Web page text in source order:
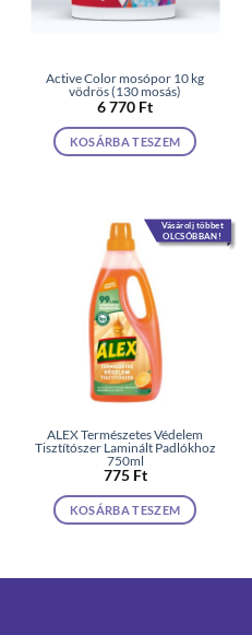
Active Color mosópor 10 kg
vödrös (130 mosás)
6 770 Ft
KOSÁRBA TESZEM
Vásárolj többet
OLCSÓBBAN!
ALEX Természetes Védelem
Tisztítószer Laminált Padlókhoz
750ml
775 Ft
KOSÁRBA TESZEM